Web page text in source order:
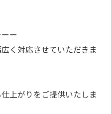
ー
く対応させていただきま
上がりをご提供いたしま